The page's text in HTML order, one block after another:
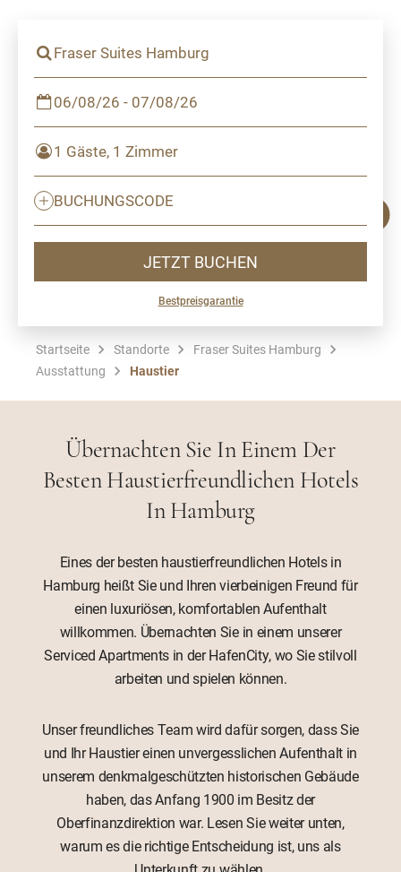
Fraser Suites Hamburg
06/08/26 - 07/08/26
1 Gäste, 1 Zimmer
BUCHUNGSCODE
JETZT BUCHEN
Bestpreisgarantie
Startseite Standorte
Fraser Suites Hamburg
Ausstattung
Haustier
Übernachten Sie In Einem Der
Besten Haustierfreundlichen Hotels
In Hamburg
Eines der besten haustierfreundlichen Hotels in
Hamburg heißt Sie und Ihren vierbeinigen Freund für
einen luxuriösen, komfortablen Aufenthalt
willkommen. Übernachten Sie in einem unserer
Serviced Apartments in der HafenCity, wo Sie stilvoll
arbeiten und spielen können.
Unser freundliches Team wird dafür sorgen, dass Sie
und Ihr Haustier einen unvergesslichen Aufenthalt in
unserem denkmalgeschützten historischen Gebäude
haben, das Anfang 1900 im Besitz der
Oberfinanzdirektion war. Lesen Sie weiter unten,
warum es die richtige Entscheidung ist, uns als